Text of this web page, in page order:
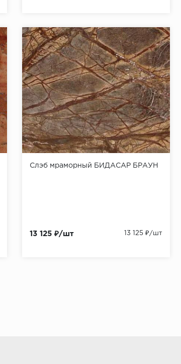
Слэб мраморный БИДАСАР БРАУН
13 125 ₽/шт 13 125 ₽/шт